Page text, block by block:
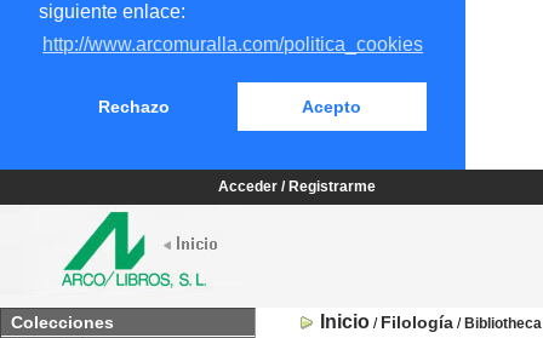
siguiente enlace:
http://www.arcomuralla.com/politica_cookies
Rechazo Acepto
Acceder / Registrarme
Colecciones
Inicio / Filología /